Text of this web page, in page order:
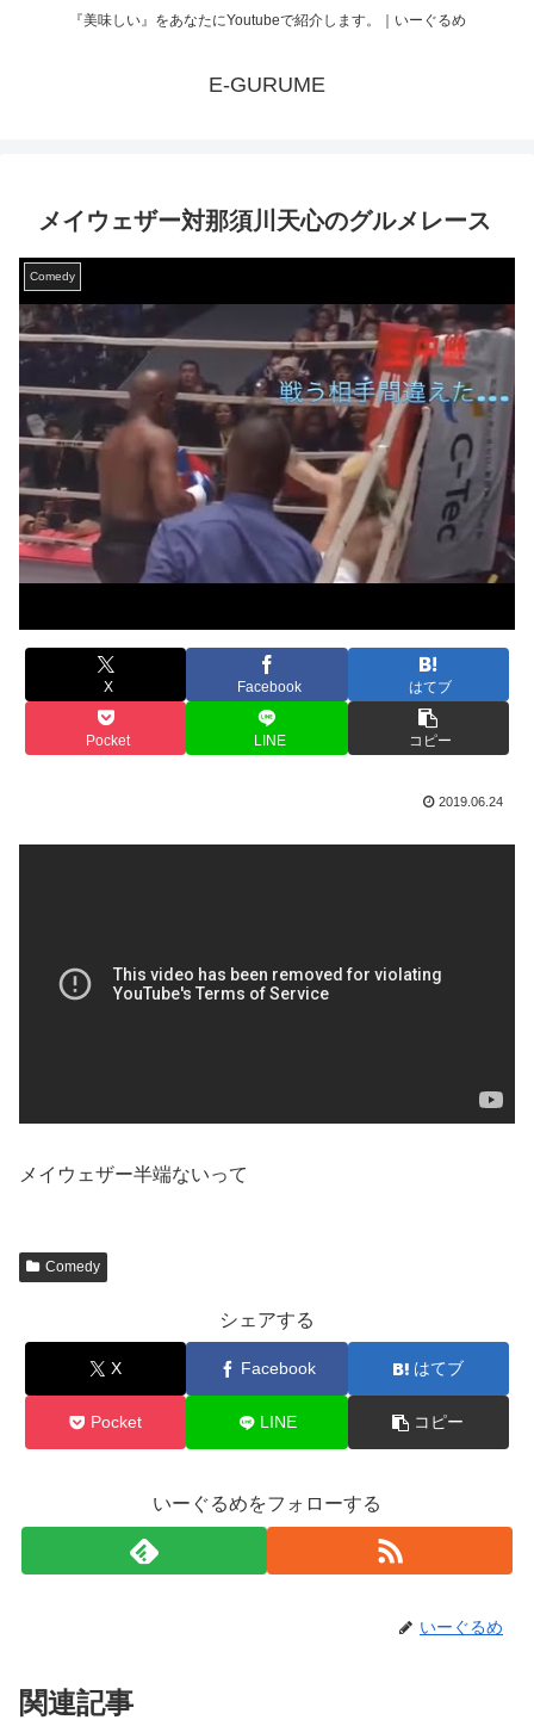
『美味しい』をあなたにYoutubeで紹介します。｜いーぐるめ
E-GURUME
メイウェザー対那須川天心のグルメレース
Comedy
X Facebook はてブ
Pocket LINE コピー
2019.06.24
メイウェザー半端ないって
Comedy
シェアする
X Facebook はてブ
Pocket LINE コピー
いーぐるめをフォローする
いーぐるめ
関連記事